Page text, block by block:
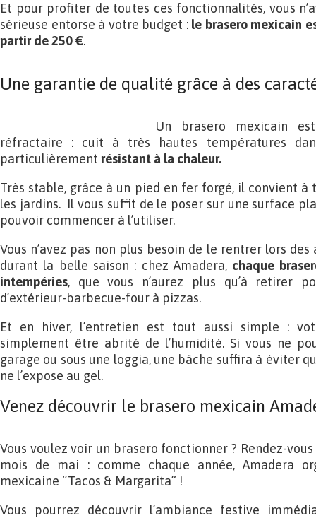
Et pour profiter de toutes ces fonctionnalités, vous
sérieuse entorse à votre budget :le brasero mexicain
partir de 250 €.
Une garantie de qualité grâce à des
Un brasero mexicain
réfractaire : cuit à très hautes températures
particulièrement résistant à la chaleur.
Très stable, grâce à un pied en fer forgé, il convient à
les jardins. Il vous suffit de le poser sur une surface
pouvoir commencer à l’utiliser.
Vous n’avez pas non plus besoin de le rentrer lors
durant la belle saison : chez Amadera, chaque
intempéries, que vous n’aurez plus qu’à retirer
d’extérieur-barbecue-four à pizzas.
Et en hiver, l’entretien est tout aussi simple :
simplement être abrité de l’humidité. Si vous ne
garage ou sous une loggia, une bâche suffira à éviter
ne l’expose au gel.
Venez découvrir le brasero mexicain
Vous voulez voir un brasero fonctionner ? Rendez-
mois de mai : comme chaque année, Amadera
mexicaine “Tacos & Margarita” !
Vous pourrez découvrir l’ambiance festive